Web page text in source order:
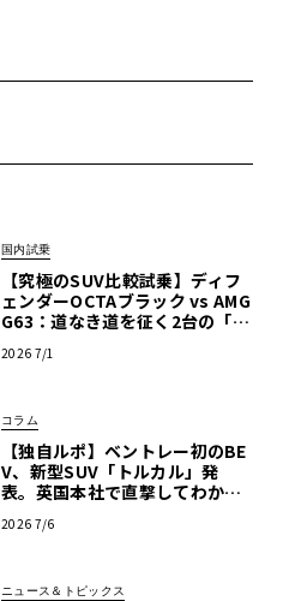
国内試乗
【究極のSUV比較試乗】ディフ
ェンダーOCTAブラック vs AMG
G63：道なき道を征く2台の「対
2026 7/1
コラム
【独自ルポ】ベントレー初のBE
V、新型SUV「トルカル」発
表。英国本社で直撃してわかっ
両論必至のデザインとは《LE V
2026 7/6
ニュース＆トピックス